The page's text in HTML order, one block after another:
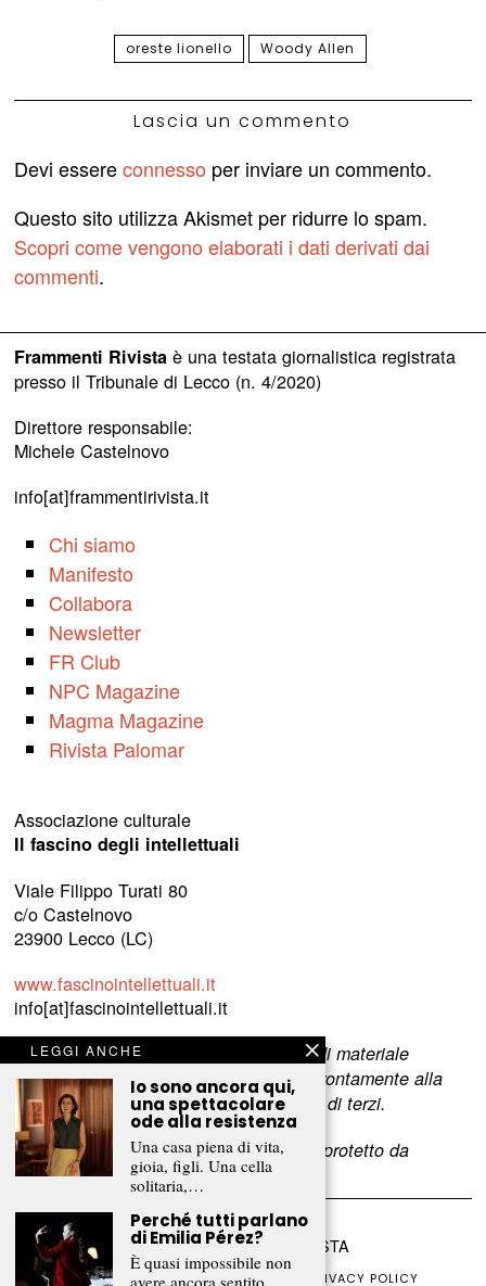
oreste lionello Woody Allen
Lascia un commento
Devi essereconnesso per inviare un commento.
Questo sito utilizza Akismet per ridurre lo spam.
Scopri come vengono elaborati i dati derivati dai
commenti.
Frammenti Rivistaè una testata giornalistica registrata
presso il Tribunale di Lecco (n. 4/2020)
Direttore responsabile:
Michele Castelnovo
info[at]frammentirivista.it
Chi siamo
Manifesto
Collabora
Newsletter
FR Club
NPC Magazine
Magma Magazine
Rivista Palomar
Associazione culturale
Il fascino degli intellettuali
Viale Filippo Turati 80
c/o Castelnovo
23900 Lecco (LC)
www.fascinointellettuali.it
info[at]fascinointellettuali.it
Per segnalare eventuali errori nell’uso di materiale
riservato,scriveteci e provvederemo prontamente alla
rimozione del materiale lesivo dei diritti di terzi.
L’intero contenuto di questo sito web è protetto da
copyright.
©2026FRAMMENTI RIVISTA
CHI SIAMO FR CLUB COLLABORA PRIVACY POLICY
LEGGI ANCHE
Io sono ancora qui,
una spettacolare
ode alla resistenza
Una casa piena di vita,
gioia, figli. Una cella
solitaria,…
Perché tutti parlano
di Emilia Pérez?
È quasi impossibile non
avere ancora sentito